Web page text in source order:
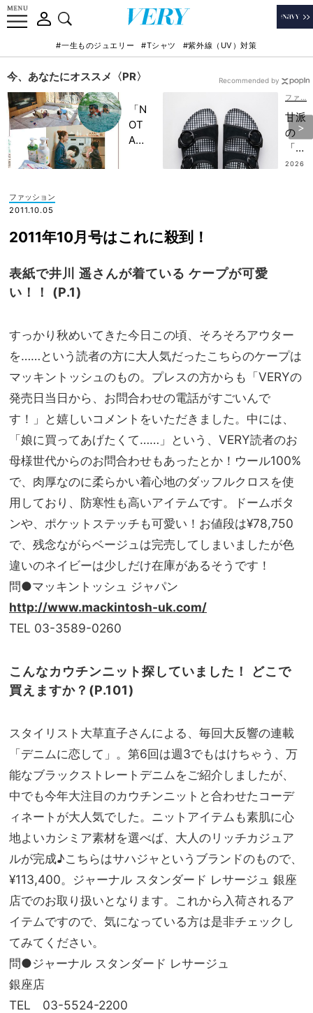
#一生ものジュエリー #Tシャツ #紫外線（UV）対策
今、あなたにオススメ〈PR〉
「N
OT
A
記憶
に一
る
旅】
を
甘派
の
「ビ
ルケ
プリ
にも
合う
注目
2026
Recommended by
ファッション
2011.10.05
2011年10月号はこれに殺到！
表紙で井川 遥さんが着ている ケープが可愛
い！！ (P.1)
すっかり秋めいてきた今日この頃、そろそろアウター
を……という読者の方に大人気だったこちらのケープは
マッキントッシュのもの。プレスの方からも「VERYの
発売日当日から、お問合わせの電話がすごいんで
す！」と嬉しいコメントをいただきました。中には、
「娘に買ってあげたくて……」という、VERY読者のお
母様世代からのお問合わせもあったとか！ウール100%
で、肉厚なのに柔らかい着心地のダッフルクロスを使
用しており、防寒性も高いアイテムです。ドームボタ
ンや、ポケットステッチも可愛い！お値段は¥78,750
で、残念ながらベージュは完売してしまいましたが色
違いのネイビーは少しだけ在庫があるそうです！
問●マッキントッシュ ジャパン
http://www.mackintosh-uk.com/
TEL 03-3589-0260
こんなカウチンニット探していました！ どこで
買えますか？(P.101)
スタイリスト大草直子さんによる、毎回大反響の連載
「デニムに恋して」。第6回は週3でもはけちゃう、万
能なブラックストレートデニムをご紹介しましたが、
中でも今年大注目のカウチンニットと合わせたコーデ
ィネートが大人気でした。ニットアイテムも素肌に心
地よいカシミア素材を選べば、大人のリッチカジュア
ルが完成♪こちらはサハジャというブランドのもので、
¥113,400。ジャーナル スタンダード レサージュ 銀座
店でのお取り扱いとなります。これから入荷されるア
イテムですので、気になっている方は是非チェックし
てみてください。
問●ジャーナル スタンダード レサージュ
銀座店
TEL 03-5524-2200